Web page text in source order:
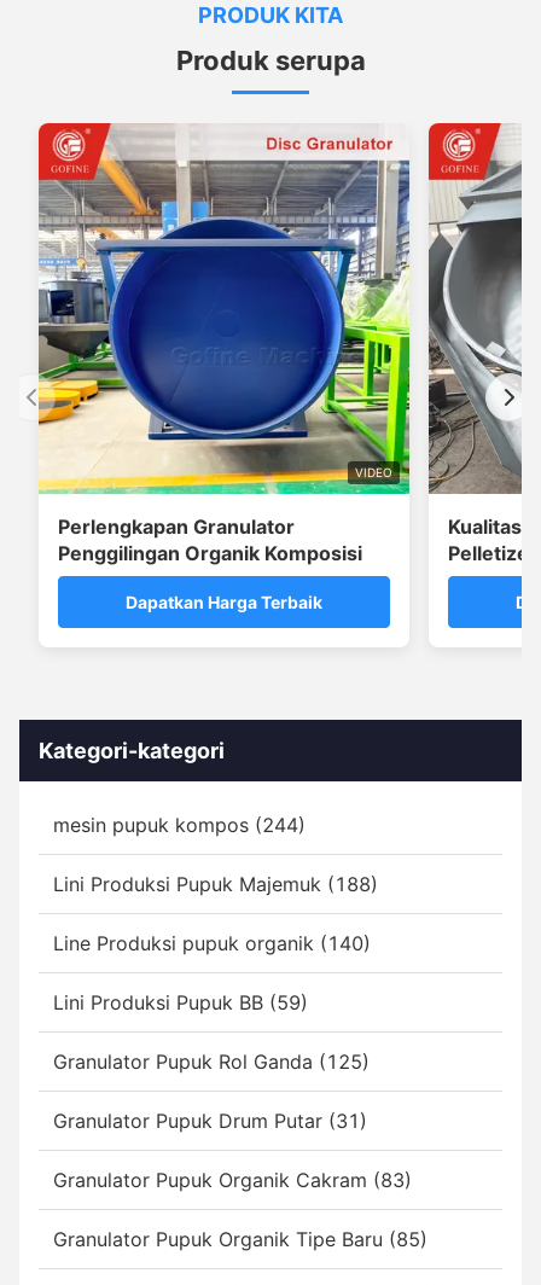
PRODUK KITA
Produk serupa
VIDEO
Perlengkapan Granulator
Penggilingan Organik Komposisi
Dapatkan Harga Terbaik
Kualitas
Pabrik
Kategori-kategori
mesin pupuk kompos (244)
Lini Produksi Pupuk Majemuk (188)
Line Produksi pupuk organik (140)
Lini Produksi Pupuk BB (59)
Granulator Pupuk Rol Ganda (125)
Granulator Pupuk Drum Putar (31)
Granulator Pupuk Organik Cakram (83)
Granulator Pupuk Organik Tipe Baru (85)